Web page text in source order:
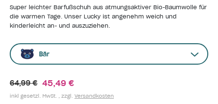
Super leichter Barfußschuh aus atmungsaktiver Bio-Baumwolle für
die warmen Tage. Unser Lucky ist angenehm weich und
kinderleicht an- und auszuziehen.
Bär
64,99 € 45,49 €
inkl gesetzl. MwSt. , zzgl. Versandkosten